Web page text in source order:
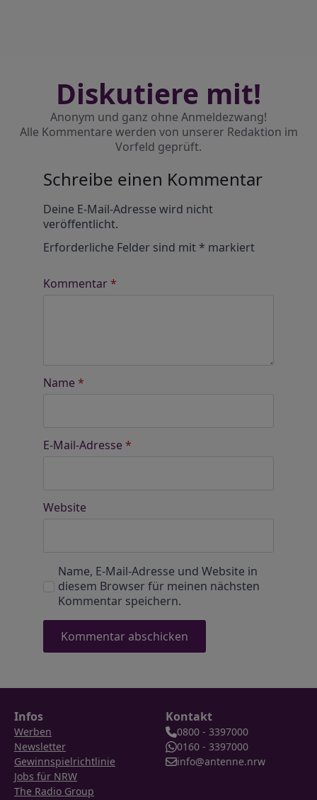
Diskutiere mit!
Anonym und ganz ohne Anmeldezwang!
Alle Kommentare werden von unserer Redaktion im
Vorfeld geprüft.
Schreibe einen Kommentar
Deine E-Mail-Adresse wird nicht
veröffentlicht.
Erforderliche Felder sind mit* markiert
Kommentar*
Name *
E-Mail-Adresse *
Website
Name, E-Mail-Adresse und Website in
diesem Browser für meinen nächsten
Kommentar speichern.
Infos
Werben
Newsletter
Gewinnspielrichtlinie
Jobs für NRW
The Radio Group
Kontakt
0800 - 3397000
0160 - 3397000
info@antenne.nrw